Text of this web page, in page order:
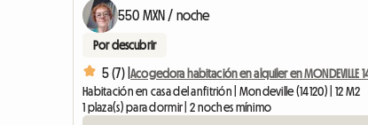
550 MXN / noche
Por descubrir
5 (7) |
Habitación en casa del anfitrión | Mondeville (14120) | 12 M2
1 plaza(s) para dormir | 2 noches mínimo